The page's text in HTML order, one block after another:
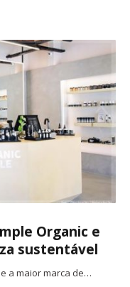
Organic e
sustentável
a maior marca de…